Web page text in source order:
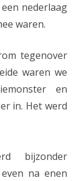
r
a
a
n
nederlaag
waren.
tegenover
waren we
en
in. Het werd
bijzonder
na enen